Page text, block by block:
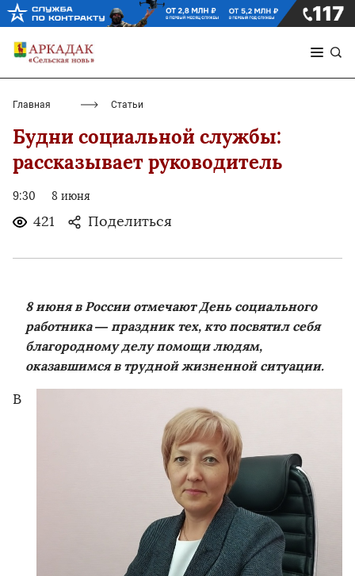
Главная Статьи
Будни социальной службы:
рассказывает руководитель
9:30 8 июня
421 Поделиться
8 июня в России отмечают День социального
работника — праздник тех, кто посвятил себя
благородному делу помощи людям,
оказавшимся в трудной жизненной ситуации.
В